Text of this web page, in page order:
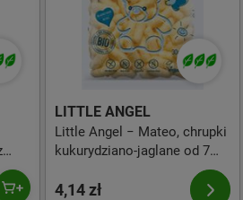
LITTLE ANGEL
Little Angel − Mateo, chrupki
kukurydziano-jaglane od 7
miesiąca bezgl. BIO − 30 g
4,14 zł